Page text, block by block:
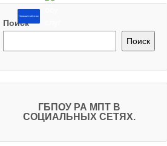
Напишите об этом
Поиск
Поиск
ГБПОУ РА МПТ В
СОЦИАЛЬНЫХ СЕТЯХ.